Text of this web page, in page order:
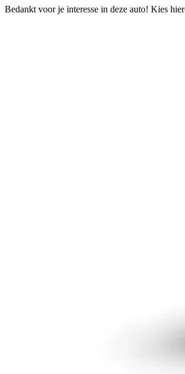
Bedankt voor je interesse in deze auto! Kies